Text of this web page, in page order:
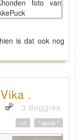
is dat ook nog
.
3 doggies
" quote "
+0